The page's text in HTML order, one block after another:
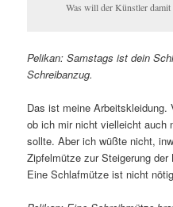
Was will der Künstler damit
Pelikan: Samstags ist dein
Schreibanzug.
Das ist meine
ob ich mir nicht vielleicht auch
sollte. Aber ich wüßte nicht,
Zipfelmütze zur Steigerung
Eine Schlafmütze ist nicht